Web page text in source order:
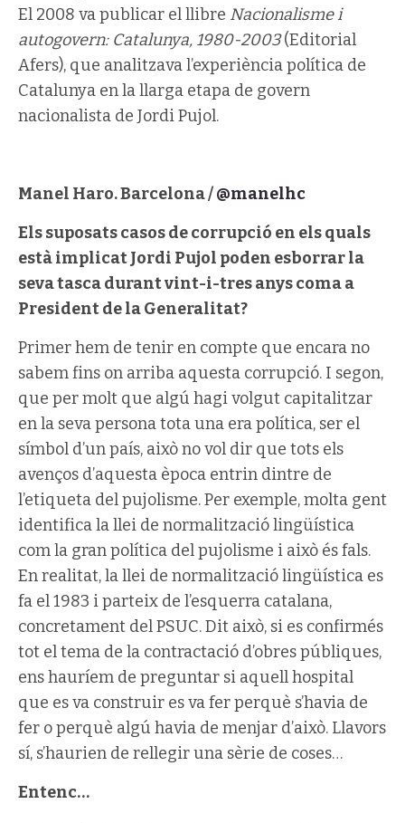
El 2008 va publicar el llibre Nacionalisme i
autogovern: Catalunya, 1980-2003(Editorial
Afers), que analitzava l’experiència política de
Catalunya en la llarga etapa de govern
nacionalista de Jordi Pujol.
Manel Haro. Barcelona /@manelhc
Els suposats casos de corrupció en els quals
està implicat Jordi Pujol poden esborrar la
seva tasca durant vint-i-tres anys coma a
President de la Generalitat?
Primer hem de tenir en compte que encara no
sabem fins on arriba aquesta corrupció. I segon,
que per molt que algú hagi volgut capitalitzar
en la seva persona tota una era política, ser el
símbol d’un país, això no vol dir que tots els
avenços d’aquesta època entrin dintre de
l’etiqueta del pujolisme. Per exemple, molta gent
identifica la llei de normalització lingüística
com la gran política del pujolisme i això és fals.
En realitat, la llei de normalització lingüística es
fa el 1983 i parteix de l’esquerra catalana,
concretament del PSUC. Dit això, si es confirmés
tot el tema de la contractació d’obres públiques,
ens hauríem de preguntar si aquell hospital
que es va construir es va fer perquè s’havia de
fer o perquè algú havia de menjar d’això. Llavors
sí, s’haurien de rellegir una sèrie de coses…
Entenc…